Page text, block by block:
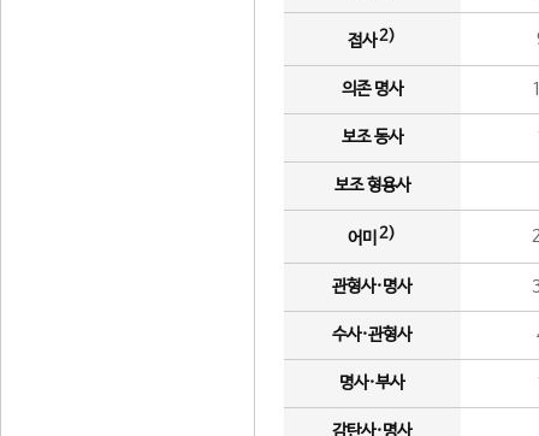
접사2)
의존 명사
보조 동사
보조 형용사
어미 2)
관형사·명사
수사·관형사
명사·부사
감탄사·명사